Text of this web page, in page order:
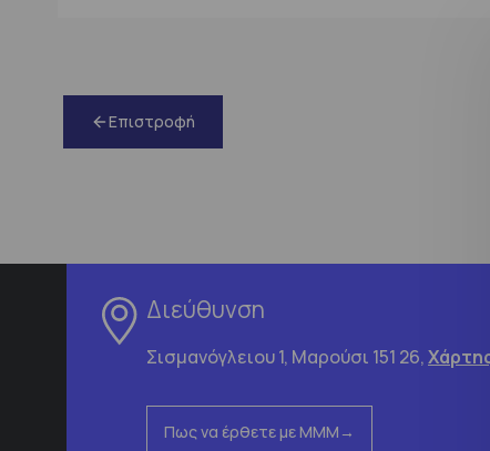
Επιστροφή
Διεύθυνση
Σισμανόγλειου 1, Μαρούσι 151 26,
Πως να έρθετε με ΜΜΜ